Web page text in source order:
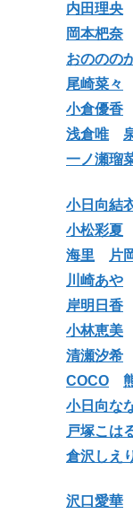
内田理央
岡本杷奈
おののの
尾崎菜々
小倉優香
浅倉唯
一ノ瀬瑠
小日向結
小松彩夏
海里
片
川崎あや
岸明日香
小林恵美
清瀬汐希
COCO
小日向な
戸塚こは
倉沢しえ
沢口愛華